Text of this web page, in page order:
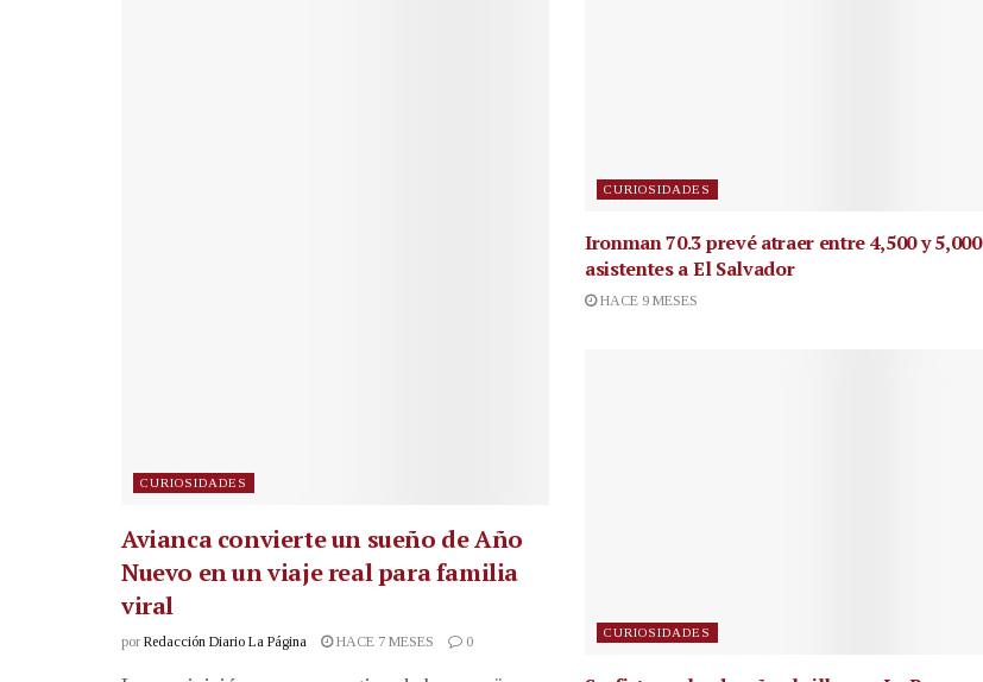
CURIOSIDADES
Avianca convierte un sueño de Año
Nuevo en un viaje real para familia
viral
por Redacción Diario La Página HACE 7 MESES 0
CURIOSIDADES
Ironman 70.3 prevé atraer entre 4,500 y 5,000
asistentes a El Salvador
HACE 9 MESES
CURIOSIDADES